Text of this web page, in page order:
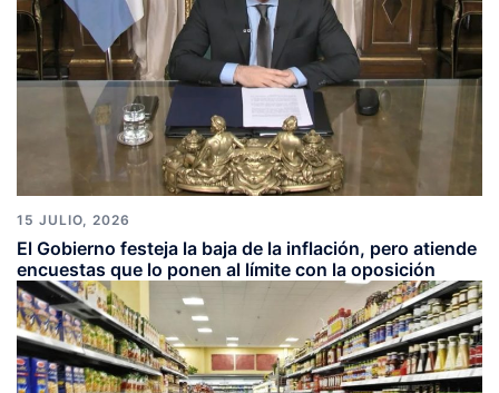
15 JULIO, 2026
El Gobierno festeja la baja de la inflación, pero atiende
encuestas que lo ponen al límite con la oposición